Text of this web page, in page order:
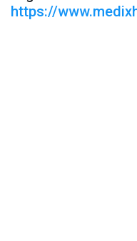
https://